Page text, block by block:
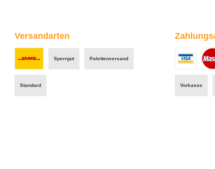
Versandarten
Standard
Sperrgut Palettenversand
Vorkasse